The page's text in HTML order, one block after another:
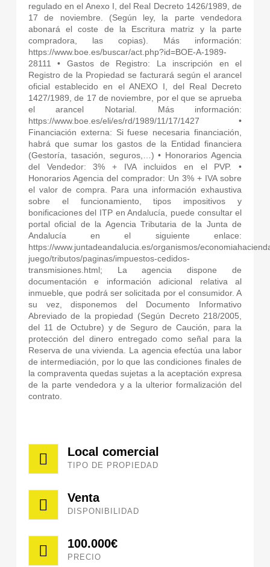
regulado en el Anexo I, del Real Decreto 1426/1989, de
17 de noviembre. (Según ley, la parte vendedora
abonará el coste de la Escritura matriz y la parte
compradora, las copias). Más información:
https://www.boe.es/buscar/act.php?id=BOE-A-1989-
28111 • Gastos de Registro: La inscripción en el
Registro de la Propiedad se facturará según el arancel
oficial establecido en el ANEXO I, del Real Decreto
1427/1989, de 17 de noviembre, por el que se aprueba
el arancel Notarial. Más información:
https://www.boe.es/eli/es/rd/1989/11/17/1427 •
Financiación externa: Si fuese necesaria financiación,
habrá que sumar los gastos de la Entidad financiera
(Gestoría, tasación, seguros,…) • Honorarios Agencia
del Vendedor: 3% + IVA incluidos en el PVP. •
Honorarios Agencia del comprador: Un 3% + IVA sobre
el valor de compra. Para una información exhaustiva
sobre el funcionamiento, tipos impositivos y
bonificaciones del ITP en Andalucía, puede consultar el
portal oficial de la Agencia Tributaria de la Junta de
Andalucía en el siguiente enlace:
https://www.juntadeandalucia.es/organismos/
juego/tributos/paginas/impuestos-cedidos-
transmisiones.html; La agencia dispone de
documentación e información adicional relativa al
inmueble, que podrá ser solicitada por el consumidor. A
su vez, disponemos del Documento Informativo
Abreviado de la propiedad (Según Decreto 218/2005,
del 11 de Octubre) y de Seguro de Caución, para la
protección del dinero entregado como señal para la
Reserva de una vivienda. La agencia efectúa una labor
de intermediación, por lo que las condiciones finales de
la compraventa quedas sujetas a la aceptación expresa
de la parte vendedora y a la ulterior formalización del
contrato.
Local comercial
TIPO DE PROPIEDAD
Venta
DISPONIBILIDAD
100.000€
PRECIO